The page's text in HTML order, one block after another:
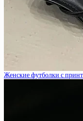
Женские футболки с